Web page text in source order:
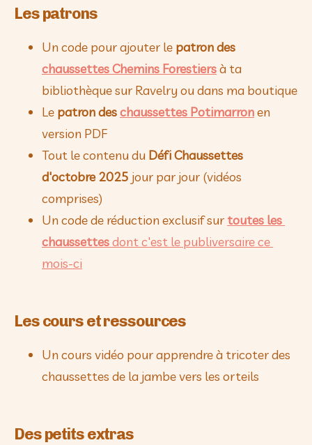
Les patrons
Un code pour ajouter le
chaussettes Chemins Forestiers à ta
bibliothèque sur Ravelry ou dans ma boutique
Le patron des chaussettes Potimarron en
version PDF
Tout le contenu du Défi Chaussettes
d'octobre 2025 jour par jour (vidéos
comprises)
Un code de réduction exclusif sur toutes les
chaussettes dont c'est le publiversaire ce
mois-ci
Les cours et ressources
Un cours vidéo pour apprendre à tricoter des
chaussettes de la jambe vers les orteils
Des petits extras